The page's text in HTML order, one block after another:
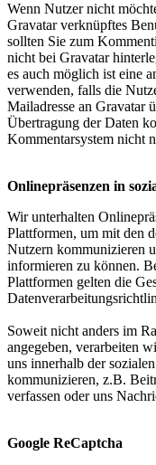
Wenn Nutzer nicht
Gravatar verknüpftes
sollten Sie zum
nicht bei Gravatar
es auch möglich ist eine
verwenden, falls die
Mailadresse an Gravatar
Übertragung der Daten
Kommentarsystem nicht
Onlinepräsenzen in
Wir unterhalten
Plattformen, um mit den
Nutzern kommunizieren
informieren zu können.
Plattformen gelten die
Soweit nicht anders im
angegeben, verarbeiten
uns innerhalb der
kommunizieren, z.B.
verfassen oder uns
Google ReCaptcha